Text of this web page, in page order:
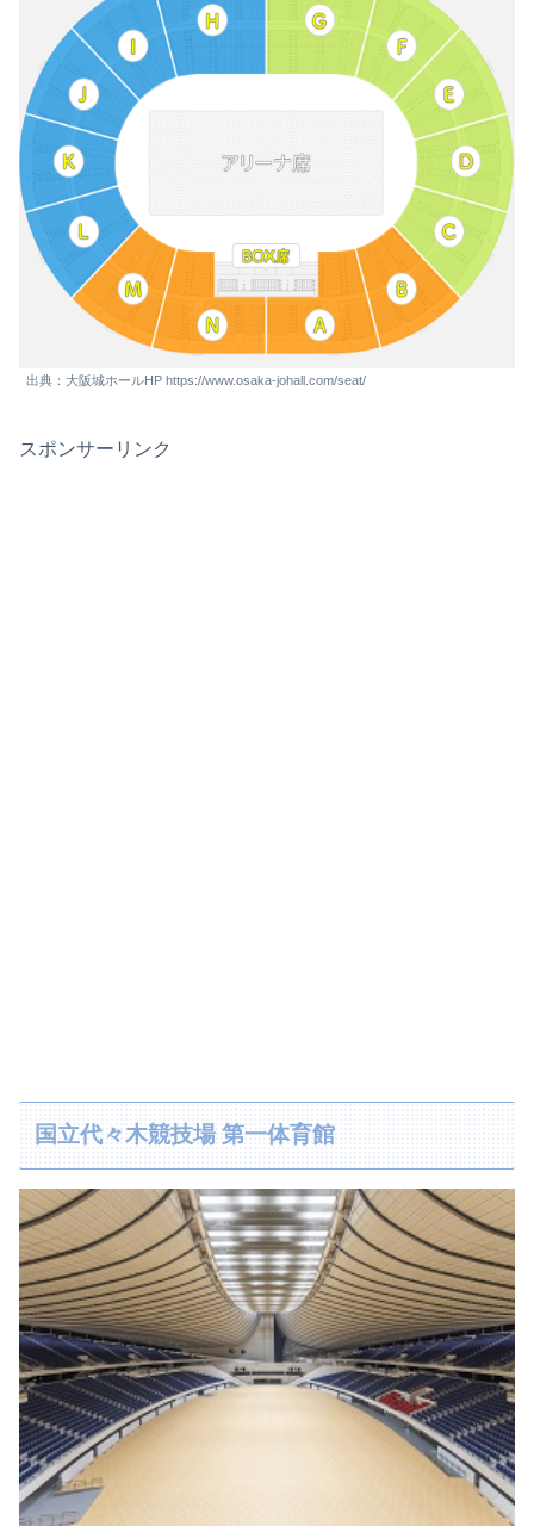
出典：大阪城ホールHP https://www.osaka-johall.com/seat/
スポンサーリンク
国立代々木競技場 第一体育館